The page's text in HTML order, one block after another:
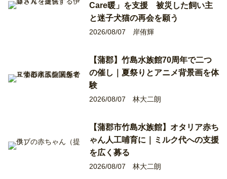
Care暖」を支援 被災した飼い主
と迷子犬猫の再会を願う
2026/08/07 岸侑輝
【蒲郡】竹島水族館70周年で二つ
の催し｜夏祭りとアニメ背景画を体
験
2026/08/07 林大二朗
【蒲郡市竹島水族館】オタリア赤ち
ゃん人工哺育に｜ミルク代への支援
を広く募る
2026/08/07 林大二朗